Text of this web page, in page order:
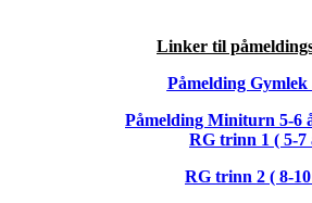
Linker til
Påmelding Gymlek
Påmelding Miniturn 5-6
RG trinn 1 ( 5-7
RG trinn 2 ( 8-